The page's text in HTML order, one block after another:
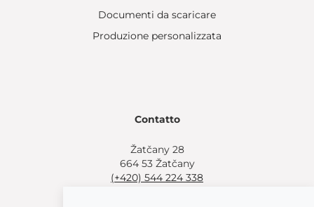
Documenti da scaricare
Produzione personalizzata
Contatto
Žatčany 28
664 53 Žatčany
(+420) 544 224 338